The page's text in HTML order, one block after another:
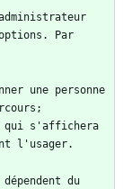
Par
une personne
s'affichera
du